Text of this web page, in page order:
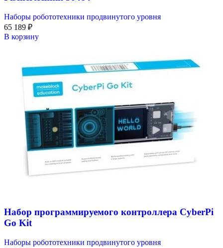
Наборы робототехники продвинутого уровня
65 189 ₽
В корзину
Набор программируемого контроллера CyberPi
Go Kit
Наборы робототехники продвинутого уровня